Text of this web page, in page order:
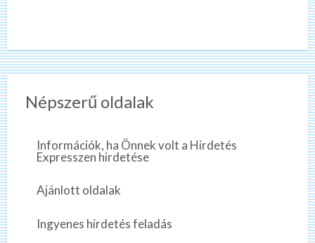
Népszerű oldalak
Információk, ha Önnek volt a Hirdetés
Expresszen hirdetése
Ajánlott oldalak
Ingyenes hirdetés feladás